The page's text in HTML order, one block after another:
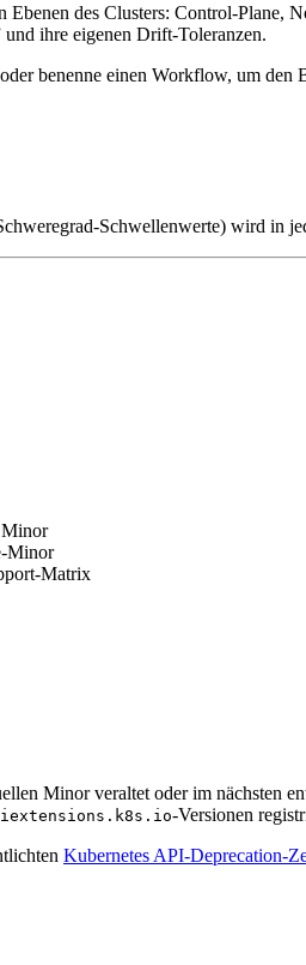
des Clusters: Control-Plane,
ihre eigenen Drift-Toleranzen.
benenne einen Workflow, um den
Schwellenwerte) wird in
Minor
Minor
Matrix
Minor veraltet oder im nächsten
-Versionen
Kubernetes API-Deprecation-